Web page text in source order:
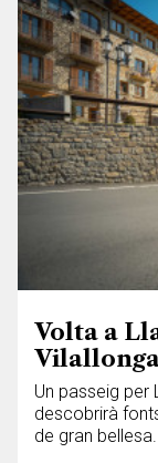
Volta a
Un passeig per
descobrirà
de gran bellesa.